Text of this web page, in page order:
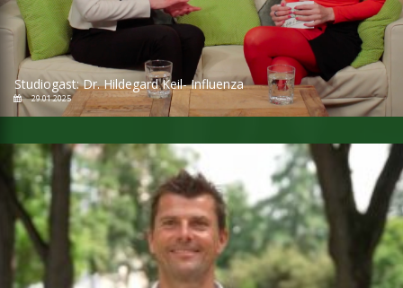
Studiogast: Dr. Hildegard Keil- Influenza
29.01.2025